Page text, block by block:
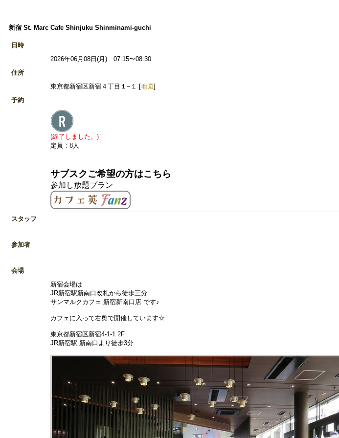
新宿 St. Marc Cafe Shinjuku Shinminami-guchi
日時
2026年06月08日(月) 07:15〜08:30
住所
東京都新宿区新宿４丁目１−１ [地図]
予約
(終了しました。)
定員：8人
サブスクご希望の方はこちら
参加し放題プラン
スタッフ
参加者
会場
新宿会場は
JR新宿駅新南口改札から徒歩三分
サンマルクカフェ 新宿新南口店 です♪
カフェに入って右奥で開催しています☆
東京都新宿区新宿4-1-1 2F
JR新宿駅 新南口より徒歩3分